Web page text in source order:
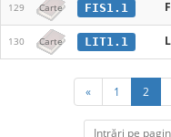
129 Carte FIS1.1
130 Carte LIT1.1
« 1 2
Intrări pe